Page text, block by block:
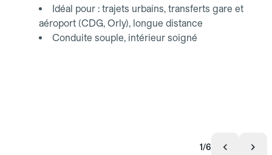
Idéal pour : trajets urbains, transferts gare et
aéroport (CDG, Orly), longue distance
Conduite souple, intérieur soigné
1/6